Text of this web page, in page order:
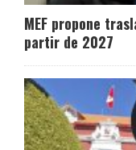
MEF propone
partir de 2027